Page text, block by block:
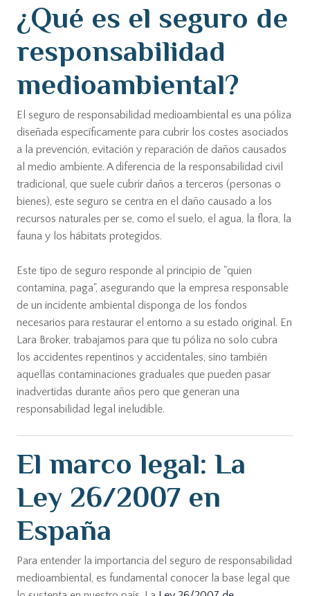
¿Qué es el seguro de
responsabilidad
medioambiental?
El seguro de responsabilidad medioambiental es una póliza
diseñada específicamente para cubrir los costes asociados
a la prevención, evitación y reparación de daños causados
al medio ambiente. A diferencia de la responsabilidad civil
tradicional, que suele cubrir daños a terceros (personas o
bienes), este seguro se centra en el daño causado a los
recursos naturales per se, como el suelo, el agua, la flora, la
fauna y los hábitats protegidos.
Este tipo de seguro responde al principio de "quien
contamina, paga", asegurando que la empresa responsable
de un incidente ambiental disponga de los fondos
necesarios para restaurar el entorno a su estado original. En
Lara Broker, trabajamos para que tu póliza no solo cubra
los accidentes repentinos y accidentales, sino también
aquellas contaminaciones graduales que pueden pasar
inadvertidas durante años pero que generan una
responsabilidad legal ineludible.
El marco legal: La
Ley 26/2007 en
España
Para entender la importancia del seguro de responsabilidad
medioambiental, es fundamental conocer la base legal que